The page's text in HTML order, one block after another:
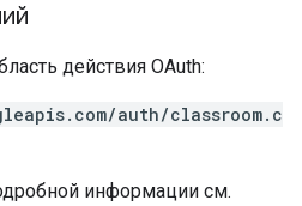
действия OAuth:
auth/classroom.c
информации см.